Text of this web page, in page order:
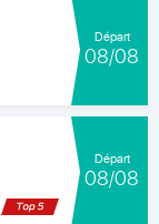
Départ
08/08
Départ
08/08